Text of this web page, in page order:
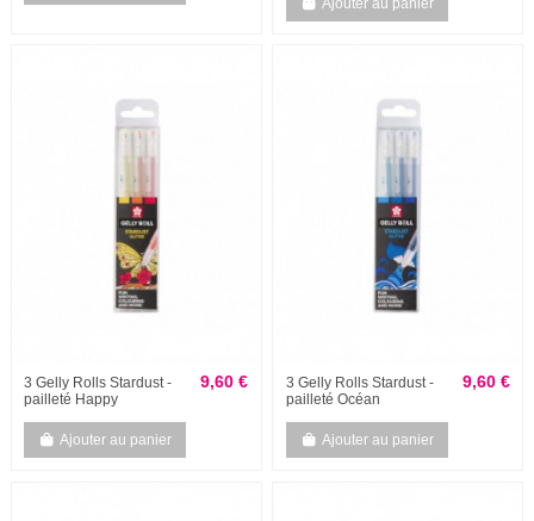
3 Gelly Rolls Stardust -
pailleté Happy
9,60 €
Ajouter au panier
3 Gelly Rolls Stardust -
pailleté Océan
9,60 €
Ajouter au panier